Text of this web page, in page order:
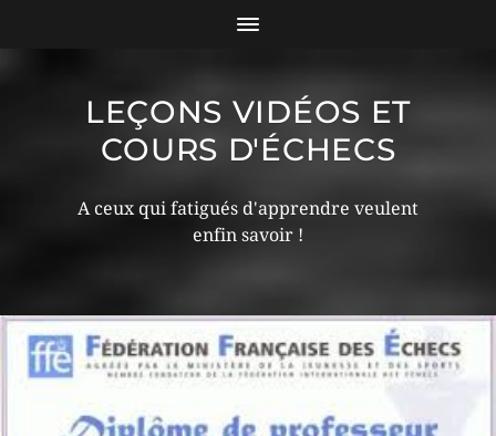
LEÇONS VIDÉOS ET
COURS D'ÉCHECS
A ceux qui fatigués d'apprendre veulent
enfin savoir !